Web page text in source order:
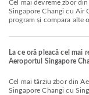
Cel mai devreme zbor din Aeroportul Internațional Beijing către Aeroportul
Singapore Changi cu Air
program și compara alte
La ce oră pleacă cel mai
Aeroportul Singapore
Cel mai târziu zbor din Aeroportul Internațional Beijing către Aeroportul
Singapore Changi cu